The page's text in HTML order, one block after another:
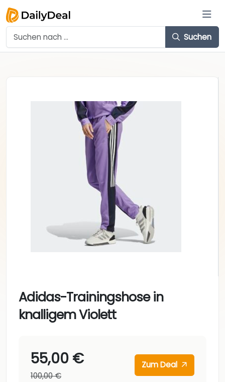
Suchen
Adidas-Trainingshose in
knalligem Violett
55,00 €
100,00 €
Zum Deal